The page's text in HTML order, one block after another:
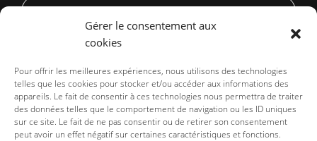
Gérer le consentement aux
cookies
Pour offrir les meilleures expériences, nous utilisons des technologies
telles que les cookies pour stocker et/ou accéder aux informations des
appareils. Le fait de consentir à ces technologies nous permettra de traiter
des données telles que le comportement de navigation ou les ID uniques
sur ce site. Le fait de ne pas consentir ou de retirer son consentement
peut avoir un effet négatif sur certaines caractéristiques et fonctions.
BOOK NOW
Legal noticesPrivacy & PolicyCookies management
Copyright. All right reserved.